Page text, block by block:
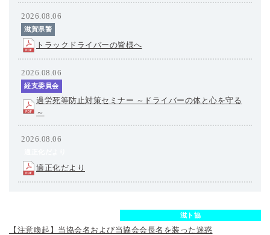
2026.08.06
滋賀県警
トラックドライバーの皆様へ
2026.08.06
経支委員会
過労死等防止対策セミナー ～ドライバーの体と心を守る
～
2026.08.06
適正化だより
滋ト協
【注意喚起】当協会名および当協会会長名を装った迷惑